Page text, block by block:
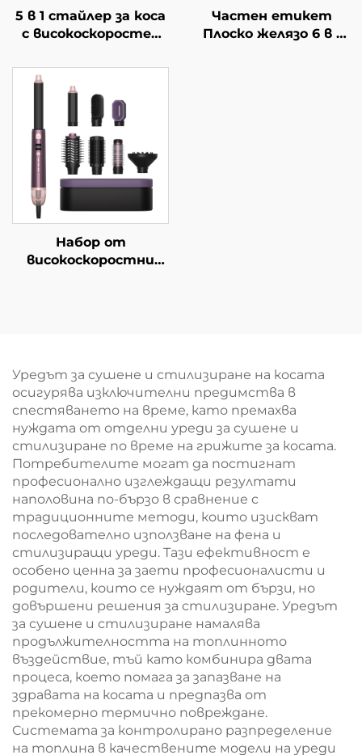
5 в 1 стайлер за коса
с високоскоростен
плещениче с топъл
въздух за
изглаждане, сушилка
за коса,
мултистайлер
Частен етикет
Плоско желязо 6 в 1
Набор от
високоскоростни
едностъпков
стайлер с въздух
Уредът за сушене и стилизиране на косата
осигурява изключителни предимства в
спестяването на време, като премахва
нуждата от отделни уреди за сушене и
стилизиране по време на грижите за косата.
Потребителите могат да постигнат
професионално изглеждащи резултати
наполовина по-бързо в сравнение с
традиционните методи, които изискват
последователно използване на фена и
стилизиращи уреди. Тази ефективност е
особено ценна за заети професионалисти и
родители, които се нуждаят от бързи, но
довършени решения за стилизиране. Уредът
за сушене и стилизиране намалява
продължителността на топлинното
въздействие, тъй като комбинира двата
процеса, което помага за запазване на
здравата на косата и предпазва от
прекомерно термично повреждане.
Системата за контролирано разпределение
на топлина в качествените модели на уреди